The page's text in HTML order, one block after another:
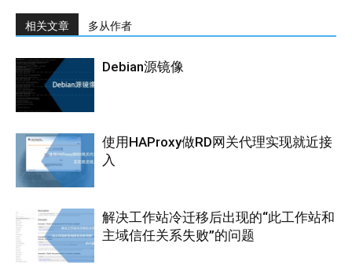
相关文章 多从作者
Debian源镜像
使用HAProxy做RD网关代理实现就近接
入
解决工作站冷迁移后出现的“此工作站和
主域信任关系失败”的问题